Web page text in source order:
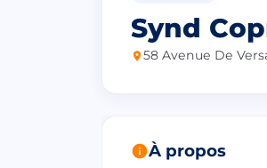
Synd
58 Avenue De
À propos